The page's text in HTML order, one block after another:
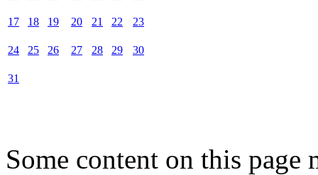
17 18 19 20 21 22 23
24 25 26 27 28 29 30
31
Some content on this page